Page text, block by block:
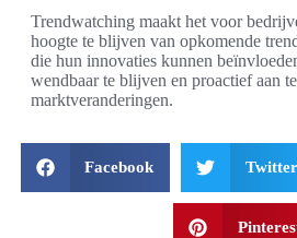
Trendwatching maakt het voor
hoogte te blijven van opkomende
die hun innovaties kunnen
wendbaar te blijven en proactief aan te
marktveranderingen.
Facebook Twitter